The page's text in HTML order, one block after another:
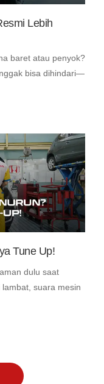
Lebih
baret atau penyok?
bisa dihindari—
Tune Up!
dulu saat
suara mesin